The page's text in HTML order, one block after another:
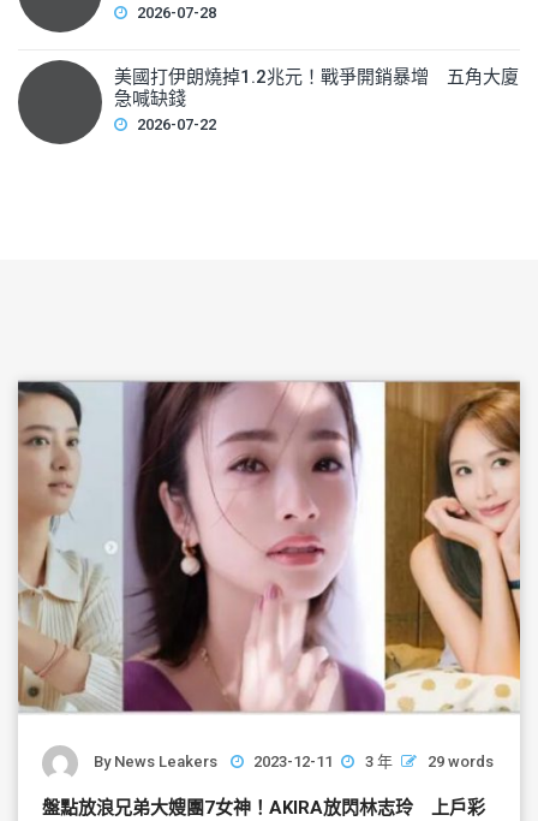
2026-07-28
美國打伊朗燒掉1.2兆元！戰爭開銷暴增 五角大廈
急喊缺錢
2026-07-22
By News Leakers 2023-12-11 3 年 29 words
盤點放浪兄弟大嫂團7女神！AKIRA放閃林志玲 上戶彩